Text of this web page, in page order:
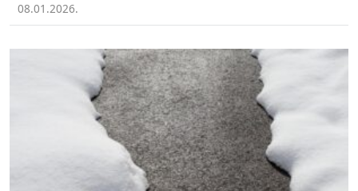
08.01.2026.